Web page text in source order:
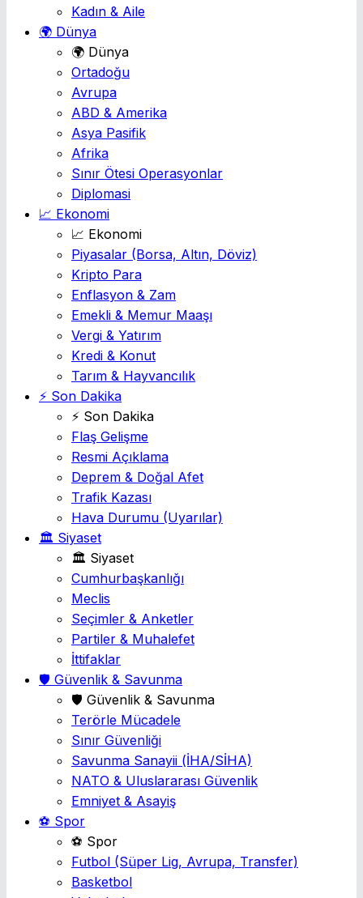
Kadın & Aile
🌍 Dünya
🌍 Dünya
Ortadoğu
Avrupa
ABD & Amerika
Asya Pasifik
Afrika
Sınır Ötesi Operasyonlar
Diplomasi
📈 Ekonomi
📈 Ekonomi
Piyasalar (Borsa, Altın, Döviz)
Kripto Para
Enflasyon & Zam
Emekli & Memur Maaşı
Vergi & Yatırım
Kredi & Konut
Tarım & Hayvancılık
⚡ Son Dakika
⚡ Son Dakika
Flaş Gelişme
Resmi Açıklama
Deprem & Doğal Afet
Trafik Kazası
Hava Durumu (Uyarılar)
🏛️ Siyaset
🏛️ Siyaset
Cumhurbaşkanlığı
Meclis
Seçimler & Anketler
Partiler & Muhalefet
İttifaklar
🛡️ Güvenlik & Savunma
🛡️ Güvenlik & Savunma
Terörle Mücadele
Sınır Güvenliği
Savunma Sanayii (İHA/SİHA)
NATO & Uluslararası Güvenlik
Emniyet & Asayiş
⚽ Spor
⚽ Spor
Futbol (Süper Lig, Avrupa, Transfer)
Basketbol